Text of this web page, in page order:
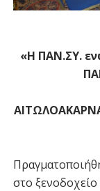
«Η ΠΑΝ.ΣΥ.
στο